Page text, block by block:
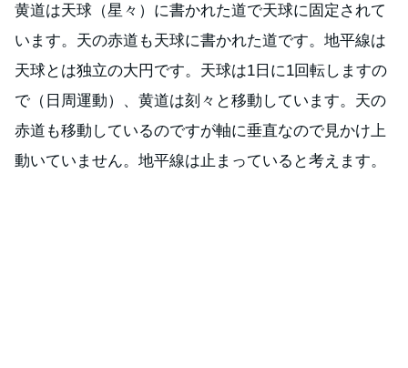
黄道は天球（星々）に書かれた道で天球に固定されて
います。天の赤道も天球に書かれた道です。地平線は
天球とは独立の大円です。天球は1日に1回転しますの
で（日周運動）、黄道は刻々と移動しています。天の
赤道も移動しているのですが軸に垂直なので見かけ上
動いていません。地平線は止まっていると考えます。